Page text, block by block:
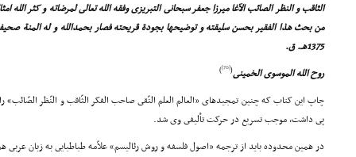
الثاقب و النظر الصائب الآغا میرزا جعفر سبحانى التبریزى وفقه الله تعالى لمرضاته و کثر
1375هـ. ق.
روح الله الموسوى الخمینى(
[70]
)
پى داشت، موجب تسریع در حرکت تألیفى وى شد.
در همین محدوده باید از ترجمه «اصول فلسفه و روش رئالیسم» علاّمه طباطبایى به زبان عربى